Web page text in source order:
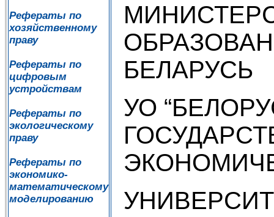
Рефераты по
хозяйственному
праву
Рефераты по
цифровым
устройствам
Рефераты по
экологическому
праву
Рефераты по
экономико-
математическому
моделированию
БЕЛАРУСЬ
УО